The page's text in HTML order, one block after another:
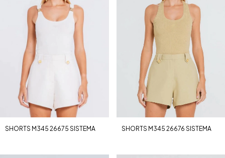
SHORTS M345 26675 SISTEMA SHORTS M345 26676 SISTEMA